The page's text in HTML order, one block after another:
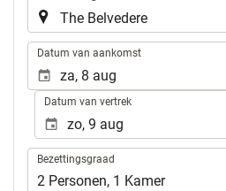
Datum van aankomst
Datum van vertrek
Bezettingsgraad
Bezettingsgraad
2 Personen, 1 Kamer